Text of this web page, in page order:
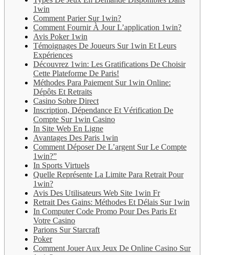
1win
Comment Parier Sur 1win?
Comment Fournir À Jour L’application 1win?
Avis Poker 1win
Témoignages De Joueurs Sur 1win Et Leurs
Expériences
Découvrez 1win: Les Gratifications De Choisir
Cette Plateforme De Paris!
Méthodes Para Paiement Sur 1win Online:
Dépôts Et Retraits
Casino Sobre Direct
Inscription, Dépendance Et Vérification De
Compte Sur 1win Casino
In Site Web En Ligne
Avantages Des Paris 1win
Comment Déposer De L’argent Sur Le Compte
1win?”
In Sports Virtuels
Quelle Représente La Limite Para Retrait Pour
1win?
Avis Des Utilisateurs Web Site 1win Fr
Retrait Des Gains: Méthodes Et Délais Sur 1win
In Computer Code Promo Pour Des Paris Et
Votre Casino
Parions Sur Starcraft
Poker
Comment Jouer Aux Jeux De Online Casino Sur